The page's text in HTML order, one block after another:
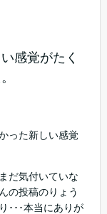
感覚がたく
った新しい感覚
だ気付いていな
の投稿のりょう
･･･本当にありが